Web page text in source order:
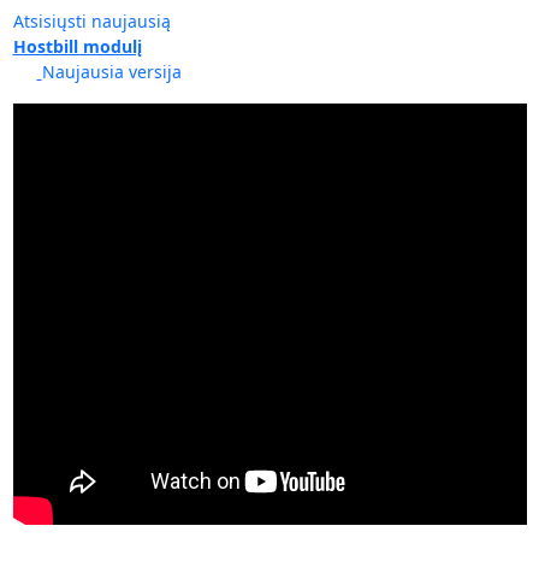
Atsisiųsti naujausią
Hostbill modulį
Naujausia versija